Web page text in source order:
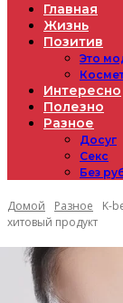
Главная
Жизнь
Позитив
Это
Интересно
Полезно
Разное
Досуг
Секс
Без
Домой Разное
K-
хитовый продукт